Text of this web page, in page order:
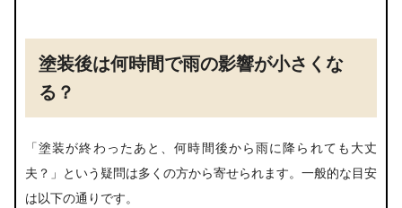
塗装後は何時間で雨の影響が小さくな
る？
「塗装が終わったあと、何時間後から雨に降られても大丈
夫？」という疑問は多くの方から寄せられます。一般的な目安
は以下の通りです。